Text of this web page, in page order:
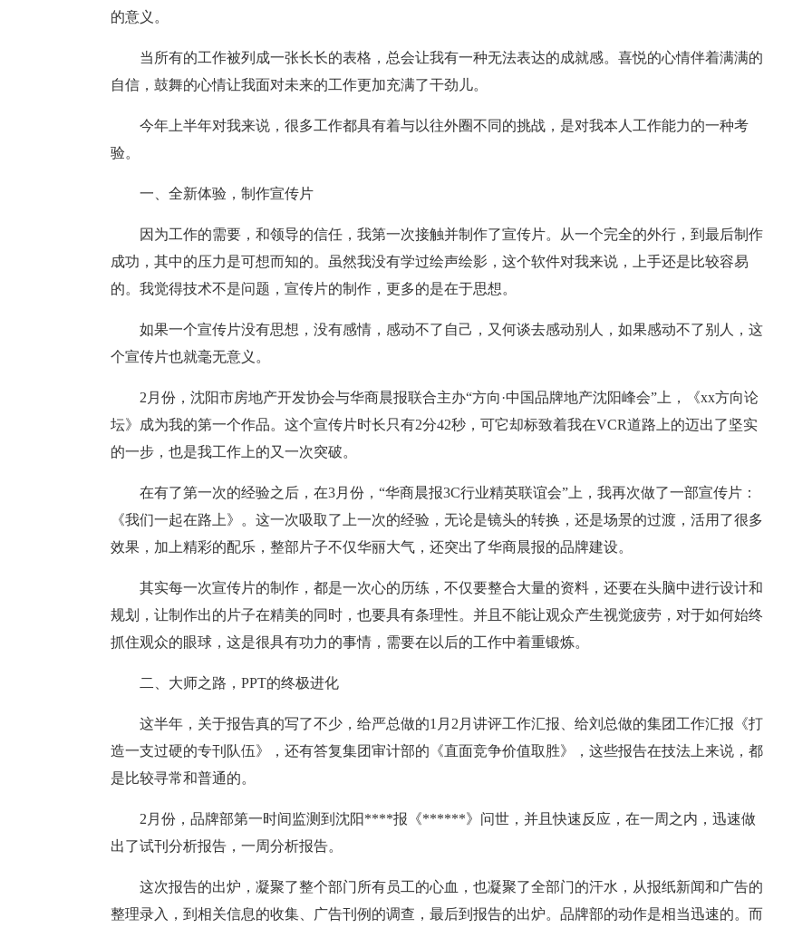
的意义。
当所有的工作被列成一张长长的表格，总会让我有一种无法表达的成就感。喜悦的心情伴着满满的
自信，鼓舞的心情让我面对未来的工作更加充满了干劲儿。
今年上半年对我来说，很多工作都具有着与以往外圈不同的挑战，是对我本人工作能力的一种考
验。
一、全新体验，制作宣传片
因为工作的需要，和领导的信任，我第一次接触并制作了宣传片。从一个完全的外行，到最后制作
成功，其中的压力是可想而知的。虽然我没有学过绘声绘影，这个软件对我来说，上手还是比较容易
的。我觉得技术不是问题，宣传片的制作，更多的是在于思想。
如果一个宣传片没有思想，没有感情，感动不了自己，又何谈去感动别人，如果感动不了别人，这
个宣传片也就毫无意义。
2月份，沈阳市房地产开发协会与华商晨报联合主办“方向·中国品牌地产沈阳峰会”上，《xx方向论
坛》成为我的第一个作品。这个宣传片时长只有2分42秒，可它却标致着我在VCR道路上的迈出了坚实
的一步，也是我工作上的又一次突破。
在有了第一次的经验之后，在3月份，“华商晨报3C行业精英联谊会”上，我再次做了一部宣传片：
《我们一起在路上》。这一次吸取了上一次的经验，无论是镜头的转换，还是场景的过渡，活用了很多
效果，加上精彩的配乐，整部片子不仅华丽大气，还突出了华商晨报的品牌建设。
其实每一次宣传片的制作，都是一次心的历练，不仅要整合大量的资料，还要在头脑中进行设计和
规划，让制作出的片子在精美的同时，也要具有条理性。并且不能让观众产生视觉疲劳，对于如何始终
抓住观众的眼球，这是很具有功力的事情，需要在以后的工作中着重锻炼。
二、大师之路，PPT的终极进化
这半年，关于报告真的写了不少，给严总做的1月2月讲评工作汇报、给刘总做的集团工作汇报《打
造一支过硬的专刊队伍》，还有答复集团审计部的《直面竞争价值取胜》，这些报告在技法上来说，都
是比较寻常和普通的。
2月份，品牌部第一时间监测到沈阳****报《******》问世，并且快速反应，在一周之内，迅速做
出了试刊分析报告，一周分析报告。
这次报告的出炉，凝聚了整个部门所有员工的心血，也凝聚了全部门的汗水，从报纸新闻和广告的
整理录入，到相关信息的收集、广告刊例的调查，最后到报告的出炉。品牌部的动作是相当迅速的。而